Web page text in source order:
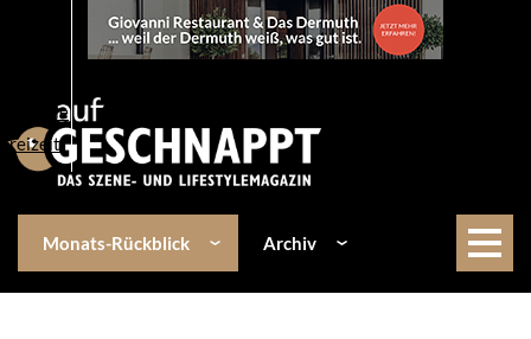
Lifestyle
Freizeit
Monats-Rückblick Archiv